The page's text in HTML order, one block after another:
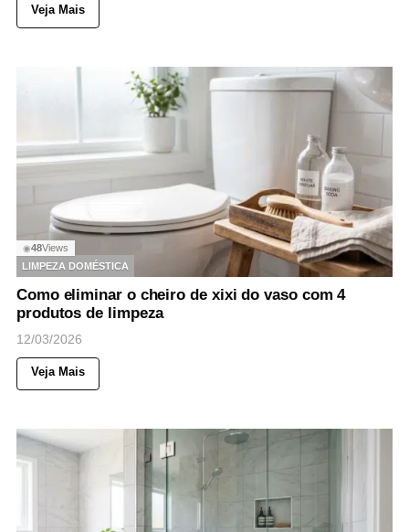
Veja Mais
◉48Views
LIMPEZA DOMÉSTICA
Como eliminar o cheiro de xixi do vaso com 4
produtos de limpeza
12/03/2026
Veja Mais